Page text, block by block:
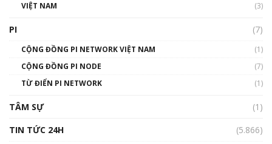
Talkshow 14: MemeCoin – Trò đùa tỷ đô
01:29:26
VIỆT NAM
(3)
PI (7)
CỘNG ĐỒNG PI NETWORK VIỆT NAM
(1)
CỘNG ĐỒNG PI NODE
(7)
TỪ ĐIỂN PI NETWORK
(1)
TÂM SỰ
(1)
TIN TỨC 24H
(5.866)